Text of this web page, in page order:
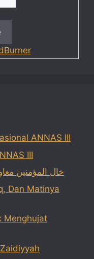
ANNAS III
III
خال المؤمنين
Dan Matinya
Menghujat